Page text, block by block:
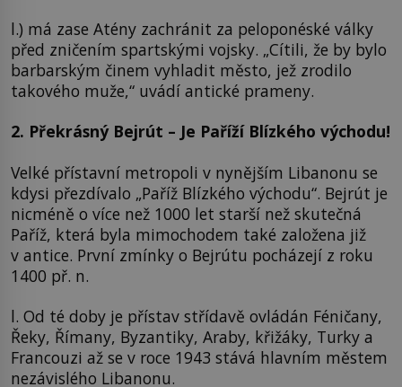
l.) má zase Atény zachránit za peloponéské války
před zničením spartskými vojsky. „Cítili, že by bylo
barbarským činem vyhladit město, jež zrodilo
takového muže,“ uvádí antické prameny.
2. Překrásný Bejrút – Je Paříží Blízkého východu!
Velké přístavní metropoli v nynějším Libanonu se
kdysi přezdívalo „Paříž Blízkého východu“. Bejrút je
nicméně o více než 1000 let starší než skutečná
Paříž, která byla mimochodem také založena již
v antice. První zmínky o Bejrútu pocházejí z roku
1400 př. n.
l. Od té doby je přístav střídavě ovládán Féničany,
Řeky, Římany, Byzantiky, Araby, křižáky, Turky a
Francouzi až se v roce 1943 stává hlavním městem
nezávislého Libanonu.